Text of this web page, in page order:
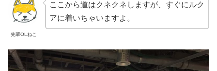
先輩OLねこ
ここから道はクネクネしますが、すぐにルク
アに着いちゃいますよ。